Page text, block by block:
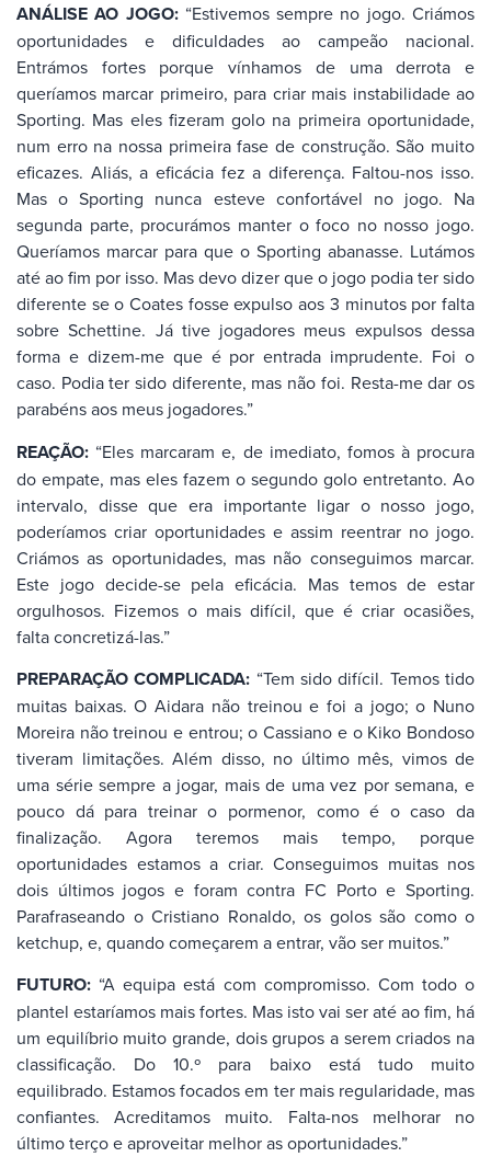
ANÁLISE AO JOGO:“Estivemos sempre no jogo. Criámos
oportunidades e dificuldades ao campeão nacional.
Entrámos fortes porque vínhamos de uma derrota e
queríamos marcar primeiro, para criar mais instabilidade ao
Sporting. Mas eles fizeram golo na primeira oportunidade,
num erro na nossa primeira fase de construção. São muito
eficazes. Aliás, a eficácia fez a diferença. Faltou-nos isso.
Mas o Sporting nunca esteve confortável no jogo. Na
segunda parte, procurámos manter o foco no nosso jogo.
Queríamos marcar para que o Sporting abanasse. Lutámos
até ao fim por isso. Mas devo dizer que o jogo podia ter sido
diferente se o Coates fosse expulso aos 3 minutos por falta
sobre Schettine. Já tive jogadores meus expulsos dessa
forma e dizem-me que é por entrada imprudente. Foi o
caso. Podia ter sido diferente, mas não foi. Resta-me dar os
parabéns aos meus jogadores.”
REAÇÃO: “Eles marcaram e, de imediato, fomos à procura
do empate, mas eles fazem o segundo golo entretanto. Ao
intervalo, disse que era importante ligar o nosso jogo,
poderíamos criar oportunidades e assim reentrar no jogo.
Criámos as oportunidades, mas não conseguimos marcar.
Este jogo decide-se pela eficácia. Mas temos de estar
orgulhosos. Fizemos o mais difícil, que é criar ocasiões,
falta concretizá-las.”
PREPARAÇÃO COMPLICADA: “Tem sido difícil. Temos tido
muitas baixas. O Aidara não treinou e foi a jogo; o Nuno
Moreira não treinou e entrou; o Cassiano e o Kiko Bondoso
tiveram limitações. Além disso, no último mês, vimos de
uma série sempre a jogar, mais de uma vez por semana, e
pouco dá para treinar o pormenor, como é o caso da
finalização. Agora teremos mais tempo, porque
oportunidades estamos a criar. Conseguimos muitas nos
dois últimos jogos e foram contra FC Porto e Sporting.
Parafraseando o Cristiano Ronaldo, os golos são como o
ketchup, e, quando começarem a entrar, vão ser muitos.”
FUTURO: “A equipa está com compromisso. Com todo o
plantel estaríamos mais fortes. Mas isto vai ser até ao fim, há
um equilíbrio muito grande, dois grupos a serem criados na
classificação. Do 10.º para baixo está tudo muito
equilibrado. Estamos focados em ter mais regularidade, mas
confiantes. Acreditamos muito. Falta-nos melhorar no
último terço e aproveitar melhor as oportunidades.”